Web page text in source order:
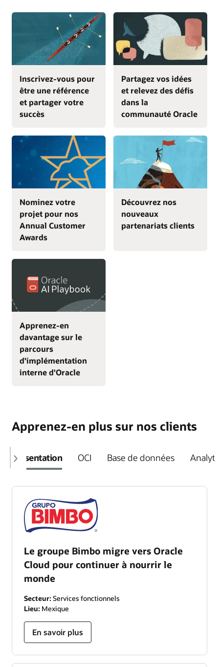
Inscrivez-vous pour
être une référence
et partager votre
succès
Partagez vos idées
et relevez des défis
dans la
communauté Oracle
Nominez votre
projet pour nos
Annual Customer
Awards
Découvrez nos
nouveaux
partenariats clients
Apprenez-en
davantage sur le
parcours
d'implémentation
interne d'Oracle
Apprenez-en plus sur nos clients
Présentation OCI Base de données
Le groupe Bimbo migre vers Oracle
Cloud pour continuer à nourrir le
monde
Secteur: Services fonctionnels
Lieu: Mexique
En savoir plus